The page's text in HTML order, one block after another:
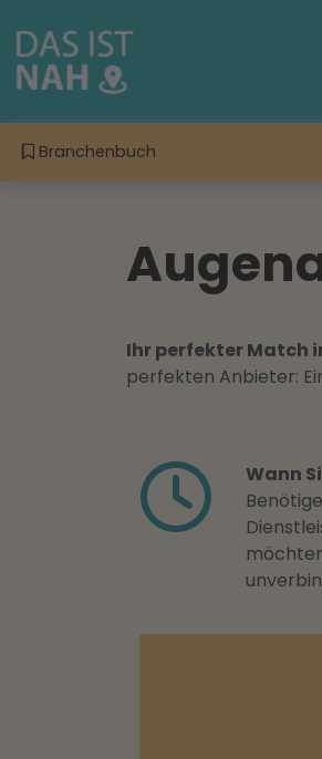
Branchenbuch
Ihr perfekter Match
perfekten Anbieter:
Wann